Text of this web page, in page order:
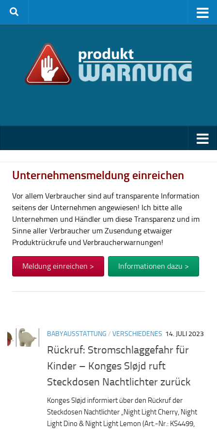
Zum Inhalt springen
Unternehmensmeldung einreichen
Vor allem Verbraucher sind auf transparente Information
seitens der Unternehmen angewiesen! Ich bitte alle
Unternehmen und Händler um diese Transparenz und im
Sinne aller Verbraucher um Zusendung etwaiger
Produktrückrufe und Verbraucherwarnungen!
Meldung einreichen > Informationen dazu >
BABYAUSSTATTUNG / VERSCHIEDENES 14. JULI 2023
Rückruf: Stromschlaggefahr für
Kinder – Konges Sløjd ruft
Steckdosen Nachtlichter zurück
Konges Sløjd informiert über den Rückruf der
Steckdosen Nachtlichter „Night Light Cherry, Night
Light Dino & Night Light Lemon (Art.-Nr.: KS4499,